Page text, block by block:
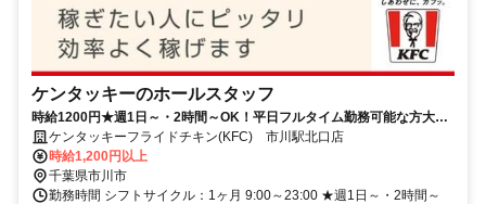
ケンタッキーのホールスタッフ
時給1200円★週1日～・2時間～OK！平日フルタイム勤務可能な方大歓
迎♪ケンタッキーフライドチキン(KFC) 市川駅北口店
時給1,200円以上
千葉県市川市
勤務時間 シフトサイクル：1ヶ月 9:00～23:00 ★週1日～・2時間～